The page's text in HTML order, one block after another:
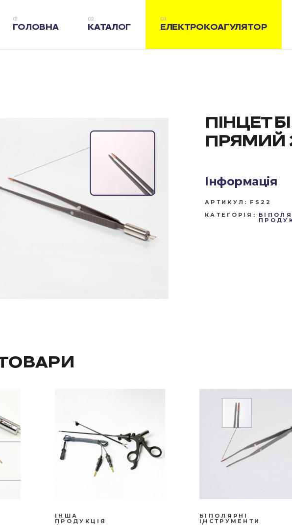
ГОЛОВНА КАТАЛОГ ЕЛЕКТРОКОАГУЛЯТОР
ПІНЦЕТ
ПРЯМИЙ
Інформація
АРТИКУЛ:
FS22
КАТЕГОРІЯ:
ІНША
ПРОДУКЦІЯ
БІПОЛЯРНІ
ІНСТРУМЕНТИ